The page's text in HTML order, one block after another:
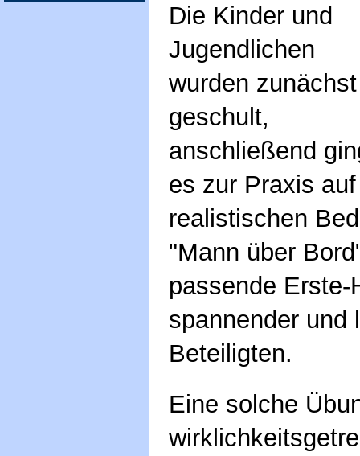
Die Kinder und
Jugendlichen
wurden zunächst
geschult,
anschließend
es zur Praxis
realistischen
"Mann über
passende
spannender und
Beteiligten.
Eine solche